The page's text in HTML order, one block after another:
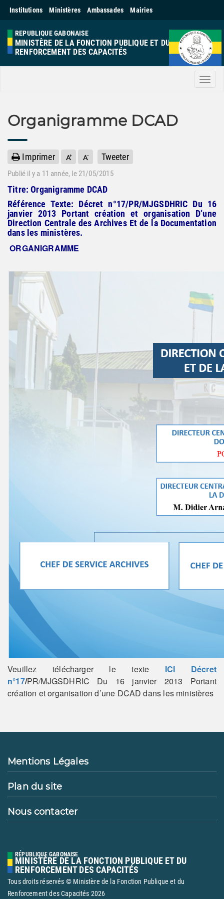
Institutions Ministères Ambassades Mairies
REPUBLIQUE GABONAISE
MINISTÈRE DE LA FONCTION PUBLIQUE ET DU
RENFORCEMENT DES CAPACITÉS
Menu
Organigramme DCAD
Imprimer Tweeter
Publié il y a 11 année, le 21/05/2015
Titre:Organigramme DCAD
Référence Texte: Décret n°17/PR/MJGSDHRIC Du 16
janvier 2013 Portant création et organisation D’une
Direction Centrale des Archives Et de la Documentation
dans les ministères.
ORGANIGRAMME
Veuillez télécharger le texte
ICI Décret
n°17/PR/MJGSDHRIC Du 16 janvier 2013 Portant
création et organisation d’une DCAD dans les ministères
Mentions Légales
Plan du site
Nous contacter
RÉPUBLIQUE GABONAISE
MINISTÈRE DE LA FONCTION PUBLIQUE ET DU
RENFORCEMENT DES CAPACITÉS
Tous droits réservés © Ministère de la Fonction Publique et du
Renforcement des Capacités 2026